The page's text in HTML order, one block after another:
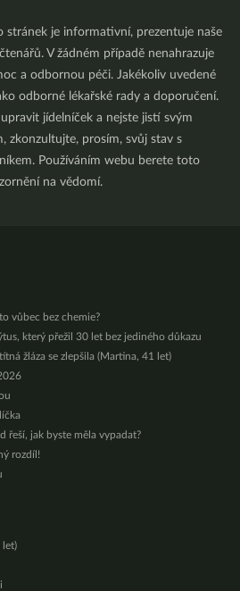
stránek je informativní, prezentuje naše
V žádném případě nenahrazuje
a odbornou péči. Jakékoliv uvedené
odborné lékařské rady a doporučení.
jídelníček a nejste jistí svým
zkonzultujte, prosím, svůj stav s
Používáním webu berete toto
na vědomí.
vůbec bez chemie?
který přežil 30 let bez jediného důkazu
žláza se zlepšila (Martina, 41 let)
řeší, jak byste měla vypadat?
rozdíl!
let)